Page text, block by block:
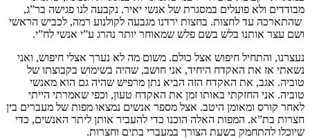
מבודדים ולא פועלים במסגרת של אנשי יאיר. נקבעה לנו פגישה בר”ג,
שהתארכה עד לחצות. בחצות ירדנו מגבעה לקולנוע רמה, לכביש הראשי
ושם עצר אותנו בלש בשם פלש שמאוחר יותר נהרג ע”י אנשי לח”י.
נעצרנו, והתחיל חיפוש אצל כולם. משום מה לא נערך אצלי חיפוש, ואני
נשאתי אז את האקדח היחיד, אני חושב, שהיה בשימוש בקבוצתו של
טוביה. אגב, את האקדח הזה הביא נתן מרפיש שהיה גם הוא מאנשי
טוביה. אני החזקתי באותו זמן את האקדח טעון, וכפי שאמרתי הייתי
לאחר קורס ומאומן היטב. אצל מספר אנשים נמצאו מפות של מעברים בין
חצרות בת”א. המפות האלה הוכנו כדי להעביר אותן ליתר האנשים, כדי
שיוכלו להתחמק בשעת הצורך במעברי בתים וחצרות.